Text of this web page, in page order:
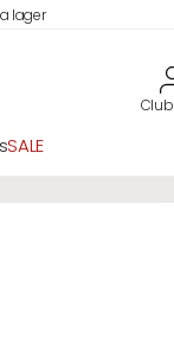
lager
SALE